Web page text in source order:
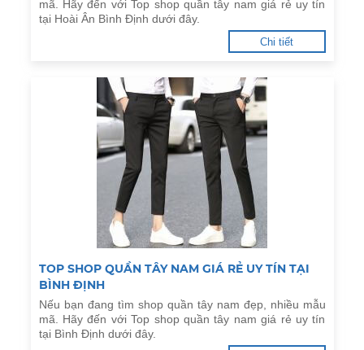
mã. Hãy đến với Top shop quần tây nam giá rẻ uy tín
tại Hoài Ân Bình Định dưới đây.
Chi tiết
TOP SHOP QUẦN TÂY NAM GIÁ RẺ UY TÍN TẠI
BÌNH ĐỊNH
Nếu bạn đang tìm shop quần tây nam đẹp, nhiều mẫu
mã. Hãy đến với Top shop quần tây nam giá rẻ uy tín
tại Bình Định dưới đây.